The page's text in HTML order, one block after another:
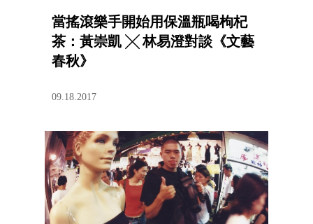
當搖滾樂手開始用保溫瓶喝枸杞
茶：黃崇凱 ╳ 林易澄對談《文藝
春秋》
09.18.2017